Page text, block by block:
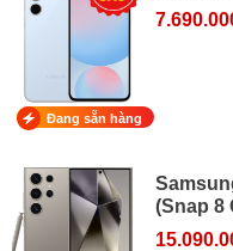
Đang sẵn hàng
(Snap 8